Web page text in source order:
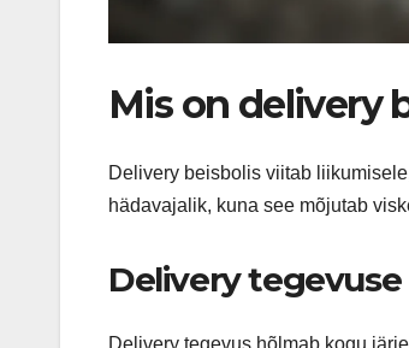
Mis on delivery
Delivery beisbolis viitab
hädavajalik, kuna see mõjutab
Delivery